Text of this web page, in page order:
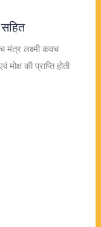
सहित
मंत्र लक्ष्मी कवच
की प्राप्ति होती